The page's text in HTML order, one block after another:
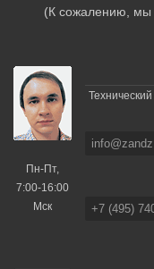
(К сожалению, мы
Пн-Пт,
7:00-16:00
Мск
+7 (495)